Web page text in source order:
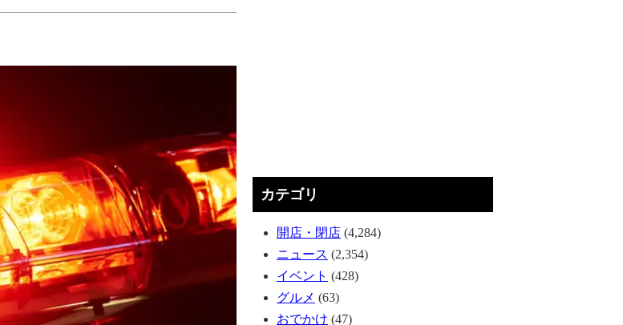
カテゴリ
開店・閉店 (4,284)
ニュース (2,354)
イベント (428)
グルメ (63)
おでかけ (47)